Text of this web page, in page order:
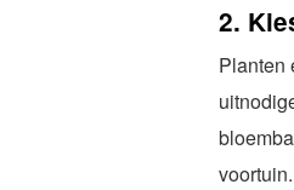
2.
Planten